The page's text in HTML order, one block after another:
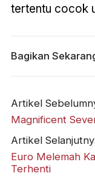
tertentu cocok
Bagikan
Artikel
Magnificent
Artikel
Euro Melemah
Terhenti